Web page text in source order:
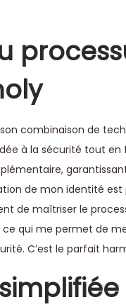
combinaison de
à la sécurité tout
de mon identité
de maîtriser le
qui me permet de
C’est le parfait